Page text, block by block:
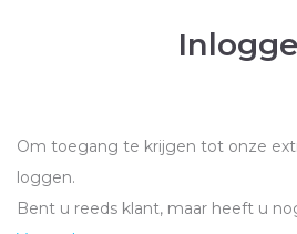
Om toegang te krijgen tot onze
loggen.
Bent u reeds klant, maar heeft u